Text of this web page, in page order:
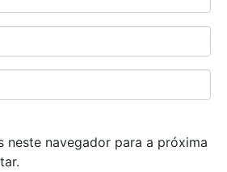
neste navegador para a próxima